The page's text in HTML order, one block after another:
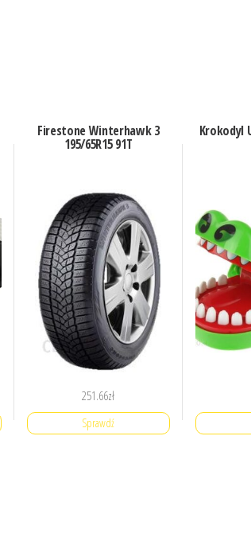
Firestone Winterhawk 3
195/65R15 91T
251.66zł
Sprawdź
Krokodyl